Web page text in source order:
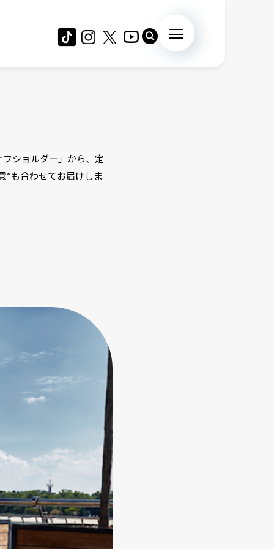
ショルダー」から、定
”も合わせてお届けしま